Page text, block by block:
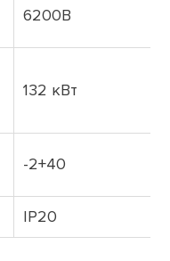
6200В
132 кВт
-2+40
IP20